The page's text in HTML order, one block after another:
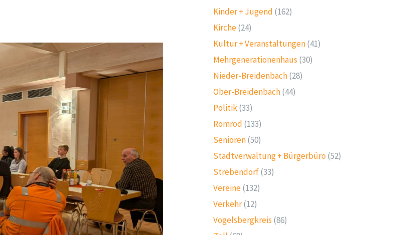
Kinder + Jugend (162)
Kirche(24)
Kultur + Veranstaltungen(41)
Mehrgenerationenhaus (30)
Nieder-Breidenbach(28)
Ober-Breidenbach(44)
Politik(33)
Romrod (133)
Senioren(50)
Stadtverwaltung + Bürgerbüro (52)
Strebendorf(33)
Vereine(132)
Verkehr(12)
Vogelsbergkreis (86)